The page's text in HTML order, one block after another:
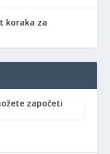
koraka za
započeti